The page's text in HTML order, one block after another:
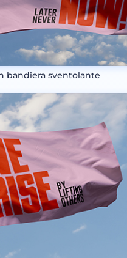
bandiera sventolante